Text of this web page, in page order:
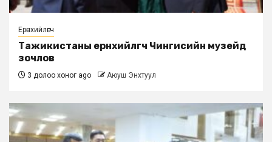
Ерөнхийлөгч
Тажикистаны ерөнхийлөгч Чингисийн музейд
зочлов
3 долоо хоног ago Аюуш Энхтуул